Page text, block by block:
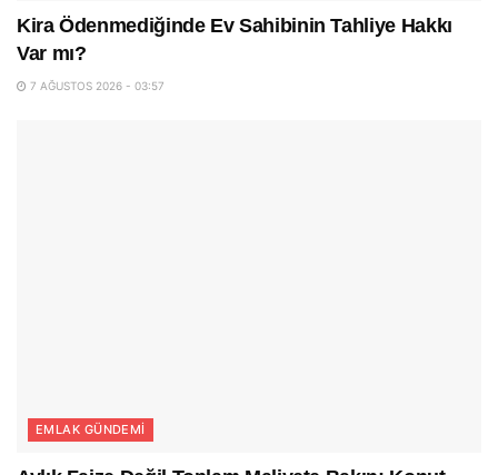
Kira Ödenmediğinde Ev Sahibinin Tahliye Hakkı
Var mı?
7 AĞUSTOS 2026 - 03:57
EMLAK GÜNDEMI